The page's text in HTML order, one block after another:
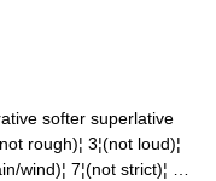
softer superlative
3¦(not loud)¦
wind)¦ 7¦(not strict)¦ …